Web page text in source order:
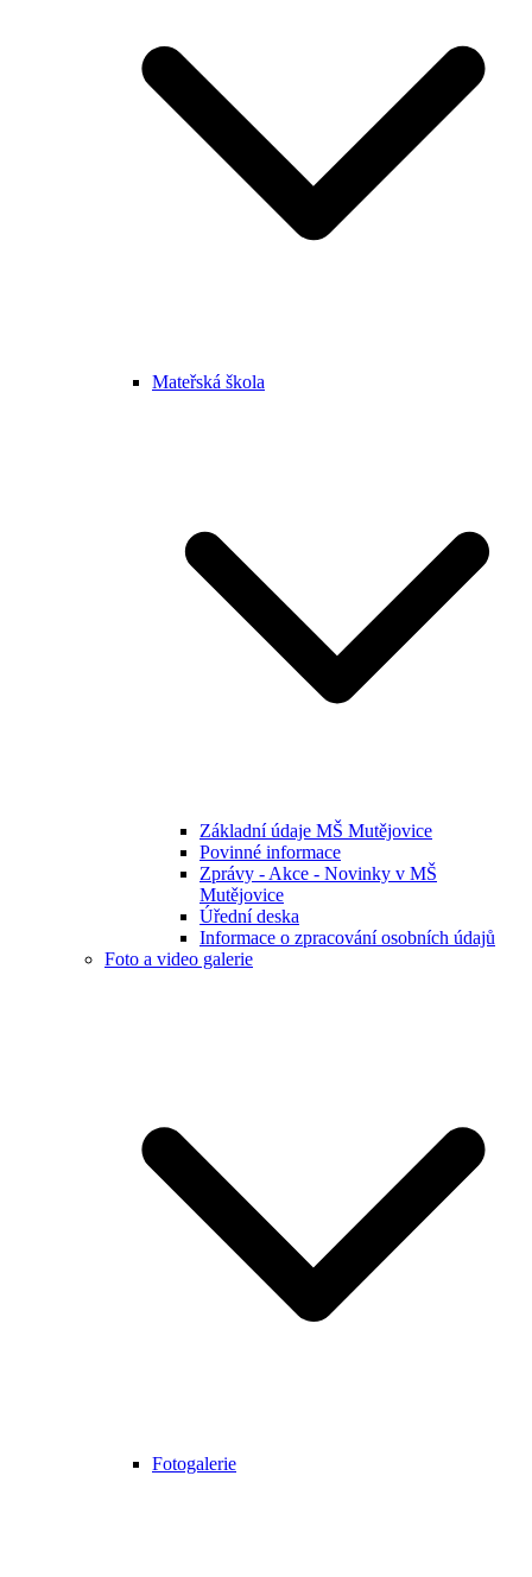
Mateřská škola
Základní údaje MŠ Mutějovice
Povinné informace
Zprávy - Akce - Novinky v MŠ
Mutějovice
Úřední deska
Informace o zpracování osobních údajů
Foto a video galerie
Fotogalerie